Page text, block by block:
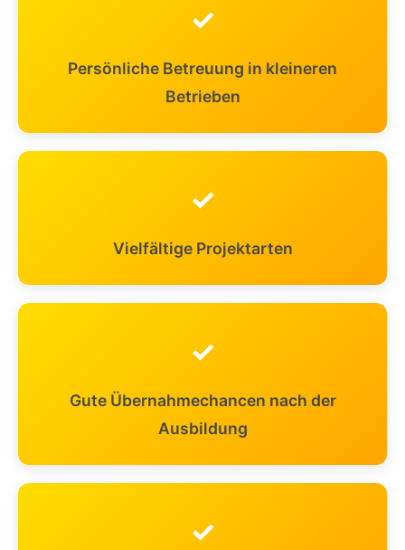
✓
Persönliche Betreuung in kleineren
Betrieben
✓
Vielfältige Projektarten
✓
Gute Übernahmechancen nach der
Ausbildung
✓